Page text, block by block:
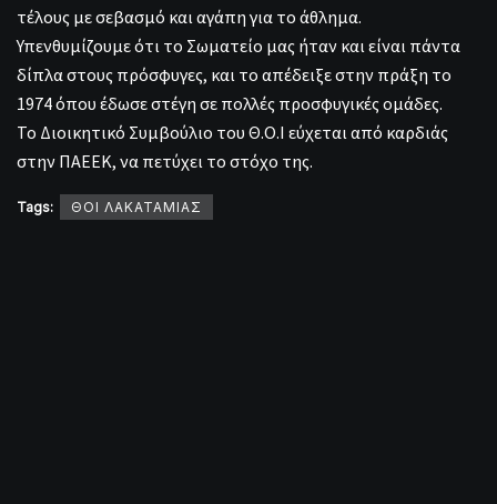
τέλους με σεβασμό και αγάπη για το άθλημα.
Υπενθυμίζουμε ότι το Σωματείο μας ήταν και είναι πάντα
δίπλα στους πρόσφυγες, και το απέδειξε στην πράξη το
1974 όπου έδωσε στέγη σε πολλές προσφυγικές ομάδες.
Το Διοικητικό Συμβούλιο του Θ.Ο.Ι εύχεται από καρδιάς
στην ΠΑΕΕΚ, να πετύχει το στόχο της.
Tags: ΘΟΙ ΛΑΚΑΤΑΜΙΑΣ